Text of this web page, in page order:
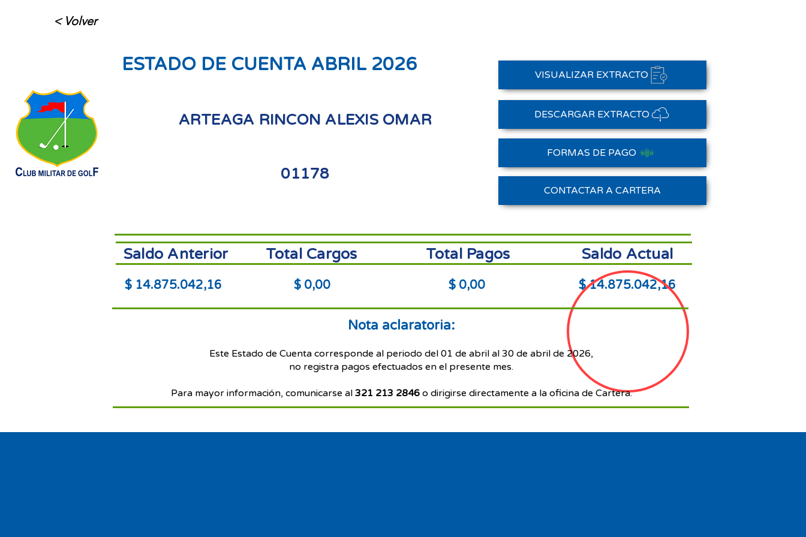
< Volver
ESTADO DE CUENTA ABRIL 2026
ARTEAGA RINCON ALEXIS OMAR
01178
Saldo Anterior
VISUALIZAR EXTRACTO
DESCARGAR EXTRACTO
FORMAS DE PAGO
CONTACTAR A CARTERA
Saldo Anterior Total Cargos Total Pagos Saldo Actual
$ 14.875.042,16 $ 0,00 $ 0,00 $ 14.875.042,16
Nota aclaratoria:
Este Estado de Cuenta corresponde al periodo del 01 de abril al 30 de abril de 2026,
no registra pagos efectuados en el presente mes.
Para mayor información, comunicarse al 321 213 2846o dirigirse directamente a la oficina de Cartera.